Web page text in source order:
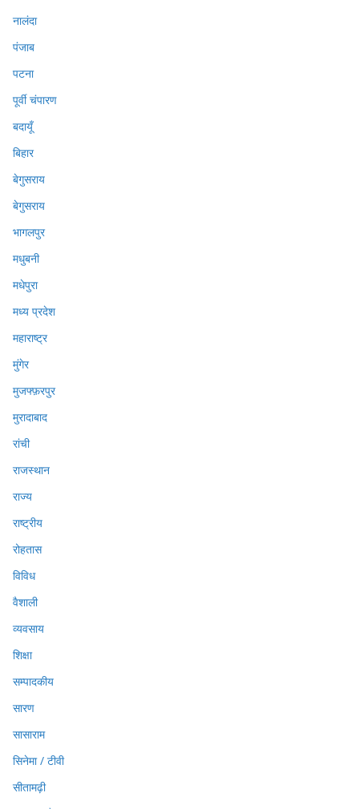
नालंदा
पंजाब
पटना
पूर्वी चंपारण
बदायूँ
बिहार
बेगुसराय
बेगुसराय
भागलपुर
मधुबनी
मधेपुरा
मध्य प्रदेश
महाराष्ट्र
मुंगेर
मुजफ्फ़रपुर
मुरादाबाद
रांची
राजस्थान
राज्य
राष्ट्रीय
रोहतास
विविध
वैशाली
व्यवसाय
शिक्षा
सम्पादकीय
सारण
सासाराम
सिनेमा / टीवी
सीतामढ़ी